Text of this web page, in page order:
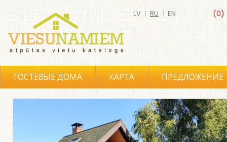
(0)
LV | RU | EN
ГОСТЕВЫЕ ДОМА КАРТА ПРЕДЛОЖЕНИЕ